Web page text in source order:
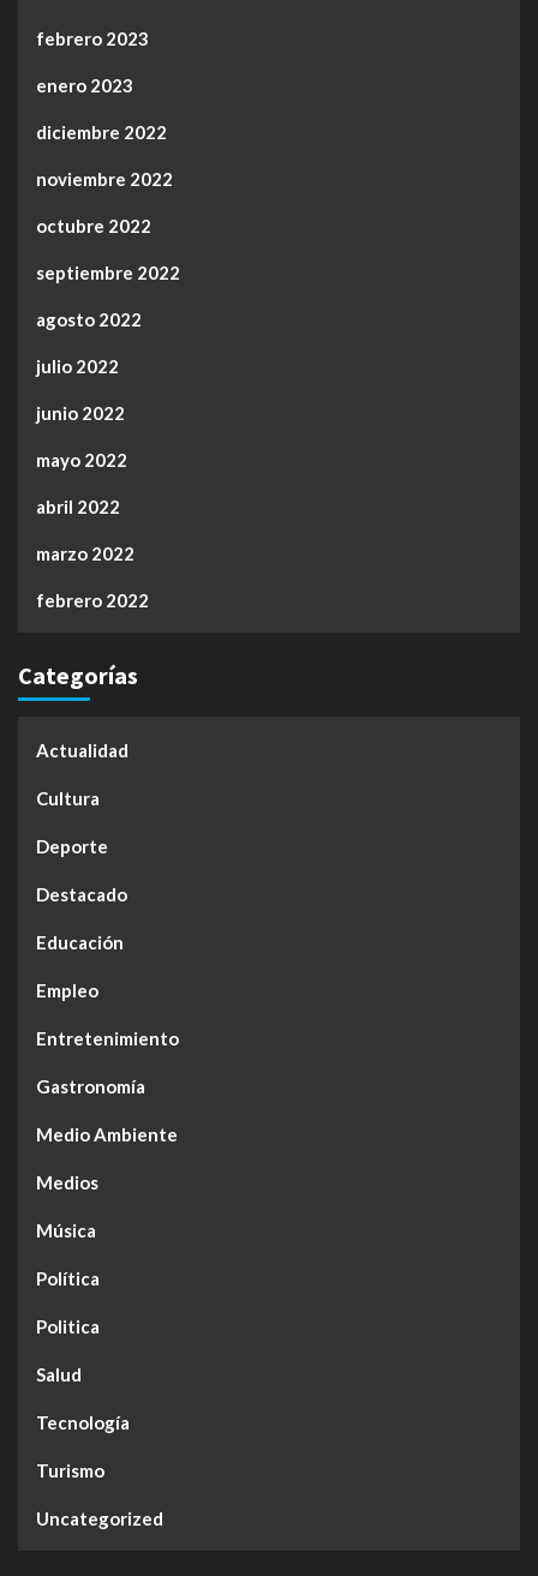
febrero 2023
enero 2023
diciembre 2022
noviembre 2022
octubre 2022
septiembre 2022
agosto 2022
julio 2022
junio 2022
mayo 2022
abril 2022
marzo 2022
febrero 2022
Categorías
Actualidad
Cultura
Deporte
Destacado
Educación
Empleo
Entretenimiento
Gastronomía
Medio Ambiente
Medios
Música
Política
Politica
Salud
Tecnología
Turismo
Uncategorized